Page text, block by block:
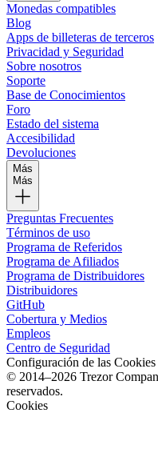
Monedas compatibles
Blog
Apps de billeteras de terceros
Privacidad y Seguridad
Sobre nosotros
Soporte
Base de Conocimientos
Foro
Estado del sistema
Accesibilidad
Devoluciones
Más
Más
Preguntas Frecuentes
Términos de uso
Programa de Referidos
Programa de Afiliados
Programa de Distribuidores
Distribuidores
GitHub
Cobertura y Medios
Empleos
Centro de Seguridad
Configuración de las Cookies
© 2014–2026 Trezor
reservados.
Cookies